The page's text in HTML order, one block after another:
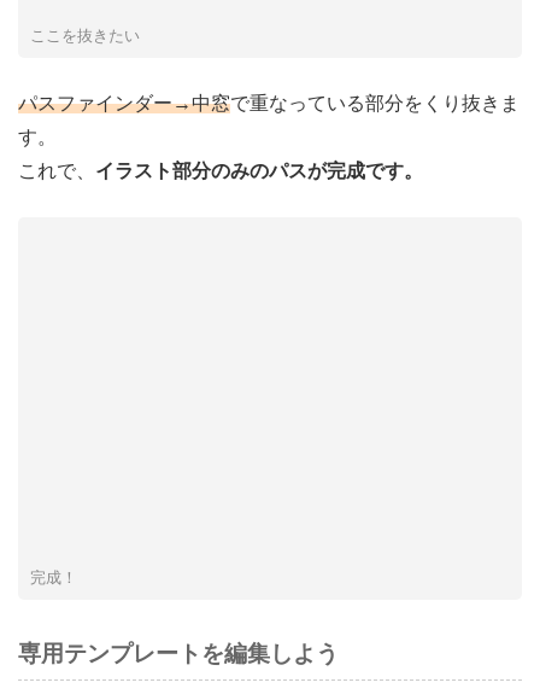
ここを抜きたい
パスファインダー→中窓で重なっている部分をくり抜きま
す。
これで、 イラスト部分のみのパスが完成です。
完成！
専用テンプレートを編集しよう